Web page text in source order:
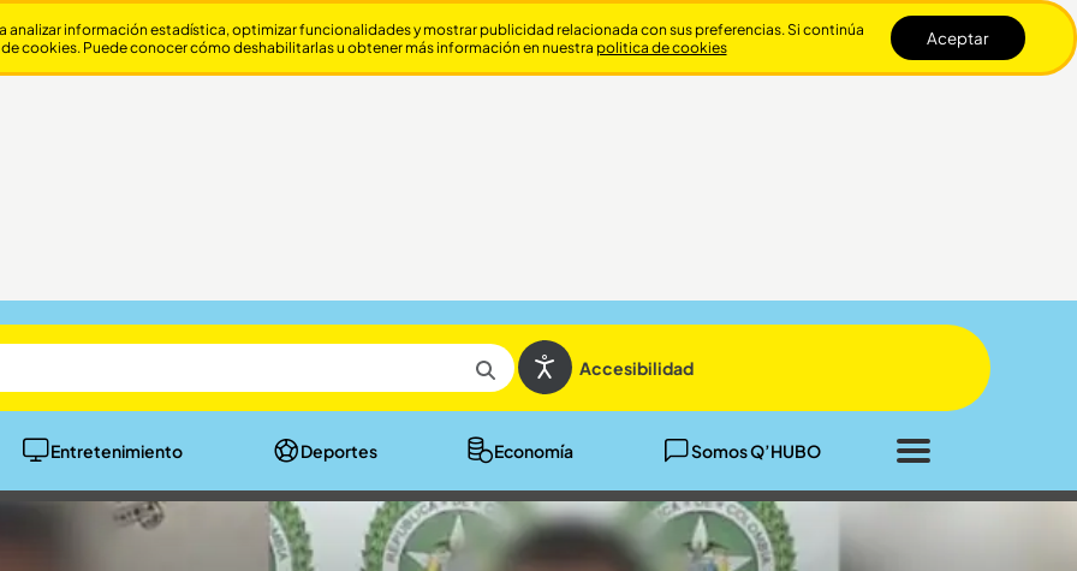
Accesibilidad
Entretenimiento Deportes Economía Somos Q’HUBO
Cerrar
información estadística, optimizar funcionalidades y mostrar publicidad relacionada con sus preferencias. Si continúa
cookies. Puede conocer cómo deshabilitarlas u obtener más información en nuestra politica de cookies Aceptar